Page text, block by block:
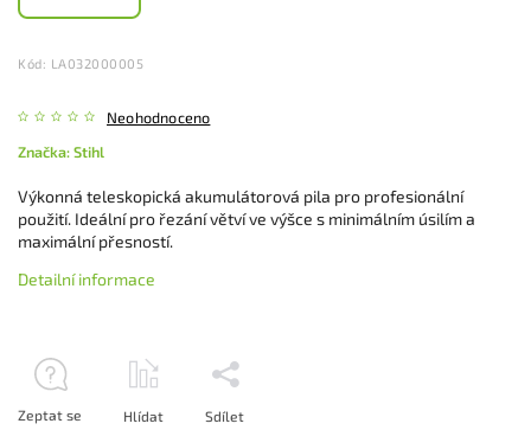
Kód: LA032000005
Neohodnoceno
Značka:Stihl
Výkonná teleskopická akumulátorová pila pro profesionální
použití. Ideální pro řezání větví ve výšce s minimálním úsilím a
maximální přesností.
Detailní informace
Zeptat se Hlídat Sdílet